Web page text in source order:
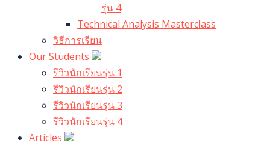
รุ่น 4
Technical Analysis Masterclass
วิธีการเรียน
Our Students
รีวิวนักเรียนรุ่น 1
รีวิวนักเรียนรุ่น 2
รีวิวนักเรียนรุ่น 3
รีวิวนักเรียนรุ่น 4
Articles